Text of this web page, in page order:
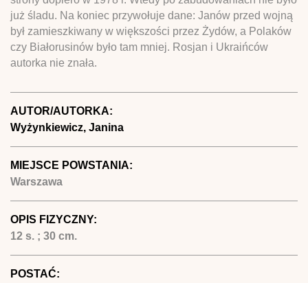
już śladu. Na koniec przywołuje dane: Janów przed wojną
był zamieszkiwany w większości przez Żydów, a Polaków
czy Białorusinów było tam mniej. Rosjan i Ukraińców
autorka nie znała.
AUTOR/AUTORKA:
Wyżynkiewicz, Janina
MIEJSCE POWSTANIA:
Warszawa
OPIS FIZYCZNY:
12 s. ; 30 cm.
POSTAĆ: